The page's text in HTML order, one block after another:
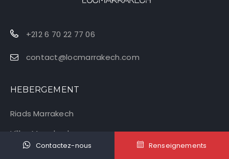
Contactez-nous Renseignements
+212 6 70 22 77 06
contact@locmarrakech.com
HEBERGEMENT
Riads Marrakech
Villas Marrakech